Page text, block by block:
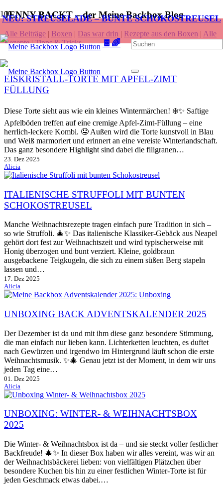
NEU: STREUSELADE – BUNTE SCHOKOSTREUSEL
🍫🌈
JENNY BACKT – der Meine Backbox Blog
Alle Beiträge | Boxen | Das war drin | Rezepte aus den Boxen | Alle
Rezepte|Tipps & Tricks
EISKRISTALL-TORTE MIT APFEL-ZIMT
FÜLLUNG
Diese Torte sieht aus wie ein kleines Wintermärchen! ❄️✨ Saftige
Apfelböden treffen auf eine cremige Apfel-Zimt-Füllung – eine
herrlich-leckere Kombi. 🤤 Außen wird die Torte kunstvoll in Blau
und Weiß marmoriert und erinnert an eine vereiste Winterlandschaft.
Das ganz besondere Highlight sind dabei die filigranen…
23. Dez 2025
Alicia
ITALIENISCHE STRUFFOLI MIT BUNTEN
SCHOKOSTREUSEL
Manche Weihnachtsrezepte tragen einfach pure Tradition in sich –
so wie Struffoli. 🎄✨ Das italienische Klassiker-Gebäck aus Neapel
gehört dort fest zur Weihnachtszeit und wird typischerweise mit
Honig überzogen und bunt verziert. Kleine, goldbraun
ausgebackene Teigkugeln, die sich zu einem süßen Berg stapeln
lassen und…
17. Dez 2025
Alicia
UNBOXING BACK ADVENTSKALENDER 2025
Der Dezember ist da und mit ihm diese ganz besondere Stimmung,
die man einfach nur lieben kann. Lichterketten leuchten, es duftet
nach Gewürzen und irgendwo im Hintergrund läuft schon die erste
Weihnachtsmusik. ✨🎄 Genau jetzt ist der Moment, in dem wir uns
jeden Tag eine…
01. Dez 2025
Alicia
UNBOXING: WINTER- & WEIHNACHTSBOX
2025
Die Winter- & Weihnachtsbox ist da – und sie steckt voller festlicher
Backfreude! 🎄✨ In dieser Box haben wir alles vereint, was wir an
der Weihnachtsbäckerei lieben: von vielfältigen Plätzchen über
besondere Kuchen bis hin zu einer festlichen Winter-Torte ist für
jeden Geschmack etwas dabei.…